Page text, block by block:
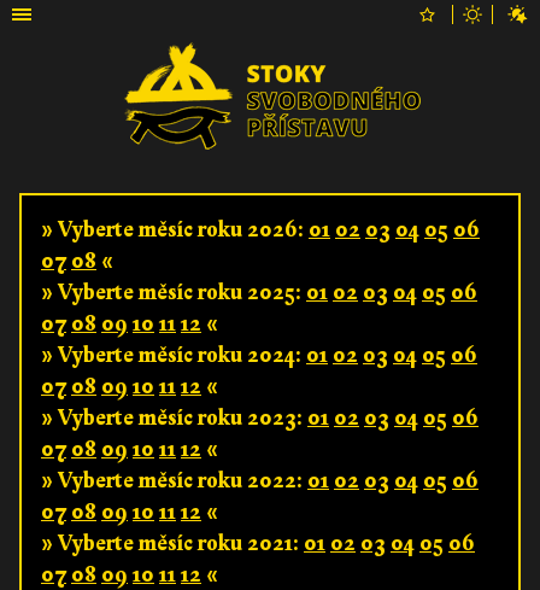
» Vyberte měsíc roku 2026: 01 02 03 04 05 06
07 08 «
» Vyberte měsíc roku 2025: 01 02 03 04 05 06
07 08 09 10 1112 «
» Vyberte měsíc roku 2024: 01 02 03 04 05 06
07 08 09 10 1112 «
» Vyberte měsíc roku 2023: 01 02 03 04 05 06
07 08 09 10 1112 «
» Vyberte měsíc roku 2022: 01 02 03 04 05 06
07 08 09 10 1112 «
» Vyberte měsíc roku 2021: 01 02 03 04 05 06
07 08 09 10 1112 «